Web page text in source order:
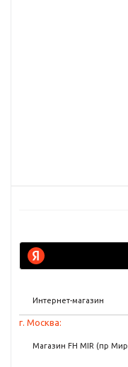
Интернет-магазин
г. Москва:
Магазин FH MIR (пр